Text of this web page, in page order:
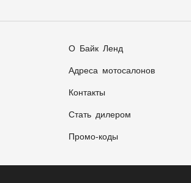
О Байк Ленд
Адреса мотосалонов
Контакты
Стать дилером
Промо-коды